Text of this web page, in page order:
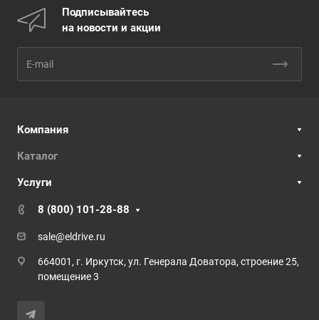
Подписывайтесь
на новости и акции
Компания
Каталог
Услуги
8 (800) 101-28-88
sale@eldrive.ru
664001, г. Иркутск, ул. Генерала Доватора, строение 25,
помещение 3